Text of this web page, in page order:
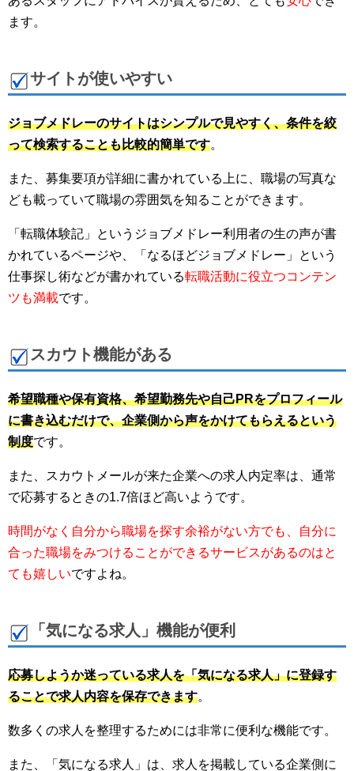
ます。
サイトが使いやすい
ジョブメドレーのサイトはシンプルで見やすく、条件を絞
って検索することも比較的簡単です。
また、募集要項が詳細に書かれている上に、職場の写真な
ども載っていて職場の雰囲気を知ることができます。
「転職体験記」というジョブメドレー利用者の生の声が書
かれているページや、「なるほどジョブメドレー」という
仕事探し術などが書かれている転職活動に役立つコンテン
ツも満載です。
スカウト機能がある
希望職種や保有資格、希望勤務先や自己PRをプロフィール
に書き込むだけで、企業側から声をかけてもらえるという
制度です。
また、スカウトメールが来た企業への求人内定率は、通常
で応募するときの1.7倍ほど高いようです。
時間がなく自分から職場を探す余裕がない方でも、自分に
合った職場をみつけることができるサービスがあるのはと
ても嬉しいですよね。
「気になる求人」機能が便利
応募しようか迷っている求人を「気になる求人」に登録す
ることで求人内容を保存できます。
数多くの求人を整理するためには非常に便利な機能です。
また、「気になる求人」は、求人を掲載している企業側に